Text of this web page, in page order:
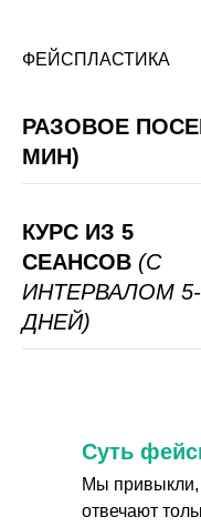
ФЕЙСПЛАСТИКА
РАЗОВОЕ
МИН)
КУРС ИЗ 5
СЕАНСОВ (С
ИНТЕРВАЛОМ
ДНЕЙ)
Мы привыкли,
отвечают
Суть